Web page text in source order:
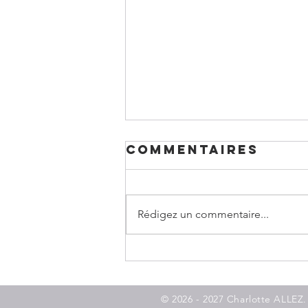
Apprivoiser
lundi 6 jUILLET
Commentaires
Rédigez un commentaire...
© 2026 - 2027 Charlotte